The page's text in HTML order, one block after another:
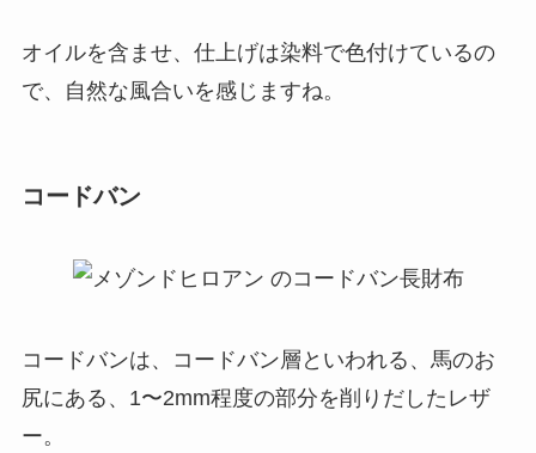
オイルを含ませ、仕上げは染料で色付けているの
で、自然な風合いを感じますね。
コードバン
コードバンは、コードバン層といわれる、馬のお
尻にある、1〜2mm程度の部分を削りだしたレザ
ー。